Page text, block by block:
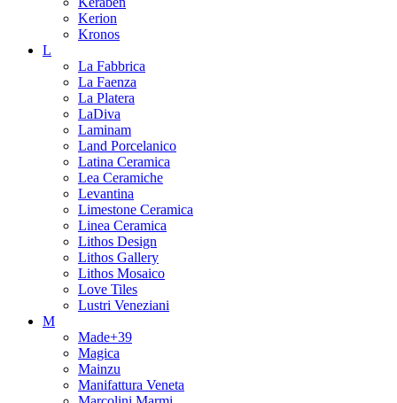
Kerion
Kronos
L
La Fabbrica
La Faenza
La Platera
LaDiva
Laminam
Land Porcelanico
Latina Ceramica
Lea Ceramiche
Levantina
Limestone Ceramica
Linea Ceramica
Lithos Design
Lithos Gallery
Lithos Mosaico
Love Tiles
Lustri Veneziani
M
Made+39
Magica
Mainzu
Manifattura Veneta